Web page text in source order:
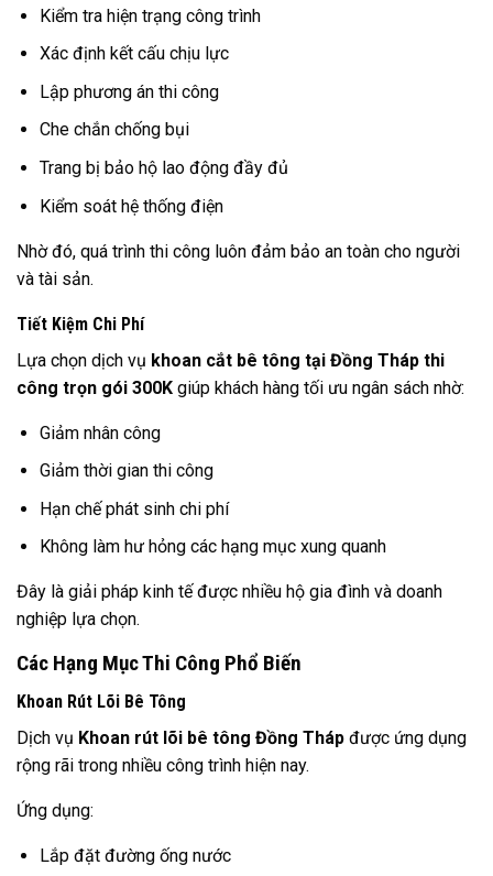
Kiểm tra hiện trạng công trình
Xác định kết cấu chịu lực
Lập phương án thi công
Che chắn chống bụi
Trang bị bảo hộ lao động đầy đủ
Kiểm soát hệ thống điện
Nhờ đó, quá trình thi công luôn đảm bảo an toàn cho người
và tài sản.
Tiết Kiệm Chi Phí
Lựa chọn dịch vụ khoan cắt bê tông tại Đồng Tháp thi
công trọn gói 300K giúp khách hàng tối ưu ngân sách nhờ:
Giảm nhân công
Giảm thời gian thi công
Hạn chế phát sinh chi phí
Không làm hư hỏng các hạng mục xung quanh
Đây là giải pháp kinh tế được nhiều hộ gia đình và doanh
nghiệp lựa chọn.
Các Hạng Mục Thi Công Phổ Biến
Khoan Rút Lõi Bê Tông
Dịch vụ Khoan rút lõi bê tông Đồng Tháp được ứng dụng
rộng rãi trong nhiều công trình hiện nay.
Ứng dụng:
Lắp đặt đường ống nước